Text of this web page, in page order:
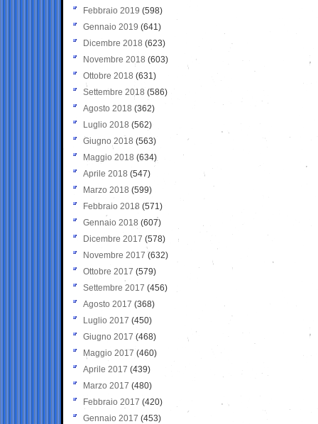
Febbraio 2019 (598)
Gennaio 2019 (641)
Dicembre 2018 (623)
Novembre 2018 (603)
Ottobre 2018 (631)
Settembre 2018 (586)
Agosto 2018 (362)
Luglio 2018 (562)
Giugno 2018 (563)
Maggio 2018 (634)
Aprile 2018 (547)
Marzo 2018 (599)
Febbraio 2018 (571)
Gennaio 2018 (607)
Dicembre 2017 (578)
Novembre 2017 (632)
Ottobre 2017 (579)
Settembre 2017 (456)
Agosto 2017 (368)
Luglio 2017 (450)
Giugno 2017 (468)
Maggio 2017 (460)
Aprile 2017 (439)
Marzo 2017 (480)
Febbraio 2017 (420)
Gennaio 2017 (453)